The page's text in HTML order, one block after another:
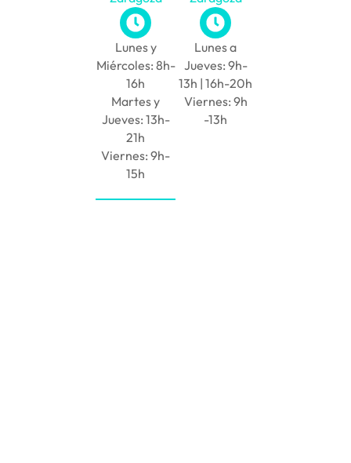
Lunes y
Miércoles: 8h-
16h
Martes y
Jueves: 13h-
21h
Viernes: 9h-
15h
Lunes a
Jueves: 9h-
13h | 16h-20h
Viernes: 9h
-13h